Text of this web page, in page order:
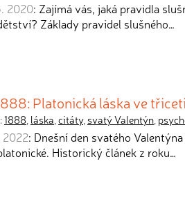
2020: Zajímá vás, jaká pravidla
Základy pravidel slušného…
Platonická láska ve
1888, láska,citáty, svatý Valentýn,
2022: Dnešní den svatého
Historický článek z roku…